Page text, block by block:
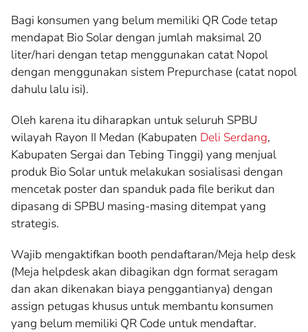
Bagi konsumen yang belum memiliki QR Code tetap
mendapat Bio Solar dengan jumlah maksimal 20
liter/hari dengan tetap menggunakan catat Nopol
dengan menggunakan sistem Prepurchase (catat nopol
dahulu lalu isi).
Oleh karena itu diharapkan untuk seluruh SPBU
wilayah Rayon II Medan (Kabupaten Deli Serdang,
Kabupaten Sergai dan Tebing Tinggi) yang menjual
produk Bio Solar untuk melakukan sosialisasi dengan
mencetak poster dan spanduk pada file berikut dan
dipasang di SPBU masing-masing ditempat yang
strategis.
Wajib mengaktifkan booth pendaftaran/Meja help desk
(Meja helpdesk akan dibagikan dgn format seragam
dan akan dikenakan biaya penggantianya) dengan
assign petugas khusus untuk membantu konsumen
yang belum memiliki QR Code untuk mendaftar.